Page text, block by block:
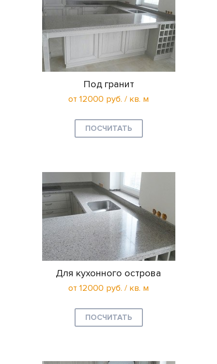
Под гранит
от 12000 руб. / кв. м
ПОСЧИТАТЬ
Для кухонного острова
от 12000 руб. / кв. м
ПОСЧИТАТЬ